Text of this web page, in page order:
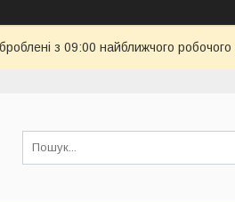
з 09:00 найближчого робочого